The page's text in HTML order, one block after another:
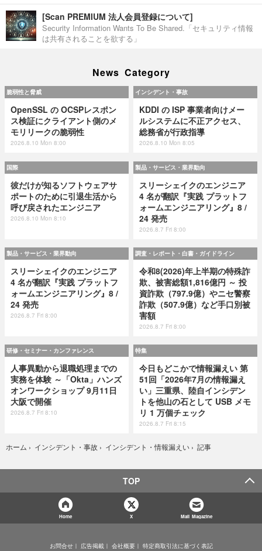
[Scan PREMIUM 法人会員登録について]
Security Information Wants To Be Shared.「セキュリティ情報
は共有されることを欲する」
News Category
脆弱性と脅威
OpenSSL の OCSPレスポン
ス検証にクライアント側のメ
モリリークの脆弱性
2026.8.10 Mon 8:00
インシデント・事故
KDDI の ISP 事業者向けメー
ルシステムに不正アクセス、
総務省が行政指導
2026.8.10 Mon 8:05
国際
彼だけが知るソフトウェアサ
ポートのために引退生活から
呼び戻されたエンジニア
2026.8.10 Mon 8:10
製品・サービス・業界動向
スリーシェイクのエンジニア
4 名が翻訳『実践 プラットフ
ォームエンジニアリング』8 /
24 発売
2026.8.7 Fri 8:00
製品・サービス・業界動向
スリーシェイクのエンジニア
4 名が翻訳『実践 プラットフ
ォームエンジニアリング』8 /
24 発売
2026.8.7 Fri 8:00
調査・レポート・白書・ガイドライン
令和8(2026)年上半期の特殊詐
欺、被害総額1,816億円 ～ 投
資詐欺（797.9億）やニセ警察
詐欺（507.9億）など手口別被
害額
2026.8.7 Fri 8:00
研修・セミナー・カンファレンス
人事異動から退職処理までの
実務を体験 ～「Okta」ハンズ
オンワークショップ 9月11日
大阪で開催
2026.8.7 Fri 8:10
特集
今日もどこかで情報漏えい 第
51回「2026年7月の情報漏え
い」三重県、陸自インシデン
トを他山の石として USB メモ
リ 1 万個チェック
2026.8.7 Fri 8:15
ホーム › インシデント・事故 › インシデント・情報漏えい › 記事
TOP
Home X Mail Magazine
お問合せ 広告掲載 会社概要 特定商取引法に基づく表記